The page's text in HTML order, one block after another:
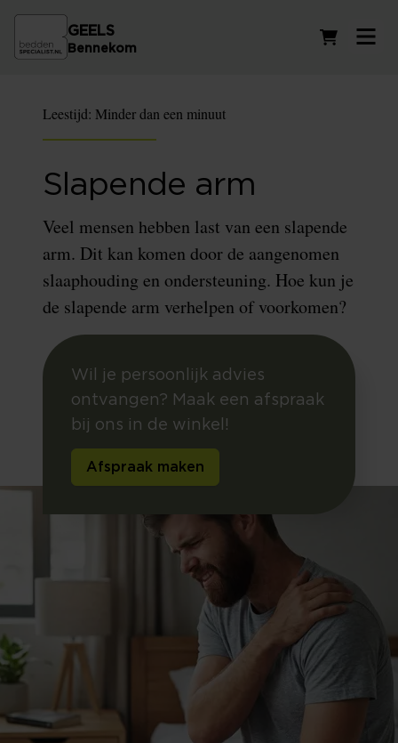
GEELS
Bennekom
Leestijd: Minder dan een minuut
Slapende arm
Veel mensen hebben last van een slapende
arm. Dit kan komen door de aangenomen
slaaphouding en ondersteuning. Hoe kun je
de slapende arm verhelpen of voorkomen?
Wil je persoonlijk advies
ontvangen? Maak een afspraak
bij ons in de winkel!
Afspraak maken